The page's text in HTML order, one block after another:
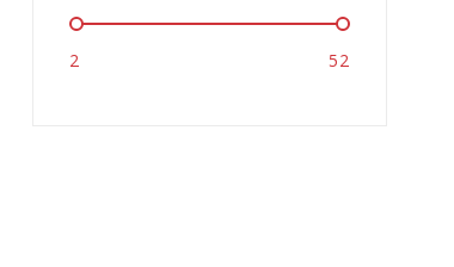
2 52